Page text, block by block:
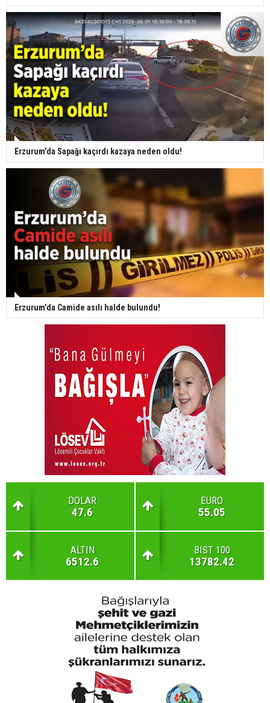
Erzurum'da Sapağı kaçırdı kazaya neden oldu!
Erzurum'da Camide asılı halde bulundu!
DOLAR
47.6
EURO
55.05
ALTIN
6512.6
BIST 100
13782.42